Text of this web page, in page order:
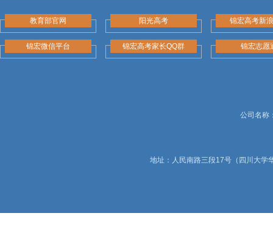
教育部官网 阳光高考 锦宏高考新
锦宏微信平台 锦宏高考家长QQ群 锦宏志愿
公司名称
地址：人民南路三段17号（四川大学